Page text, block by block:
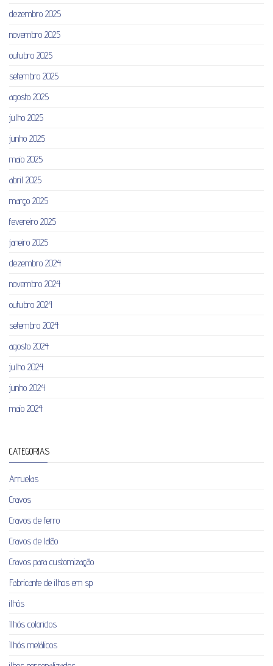
dezembro 2025
novembro 2025
outubro 2025
setembro 2025
agosto 2025
julho 2025
junho 2025
maio 2025
abril 2025
março 2025
fevereiro 2025
janeiro 2025
dezembro 2024
novembro 2024
outubro 2024
setembro 2024
agosto 2024
julho 2024
junho 2024
maio 2024
CATEGORIAS
Arruelas
Cravos
Cravos de ferro
Cravos de latão
Cravos para customização
Fabricante de ilhos em sp
ilhós
Ilhós coloridos
Ilhós metálicos